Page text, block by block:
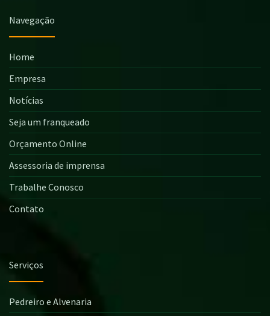
Navegação
Home
Empresa
Notícias
Seja um franqueado
Orçamento Online
Assessoria de imprensa
Trabalhe Conosco
Contato
Serviços
Pedreiro e Alvenaria